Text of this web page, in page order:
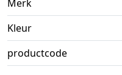
Merk
Kleur
productcode